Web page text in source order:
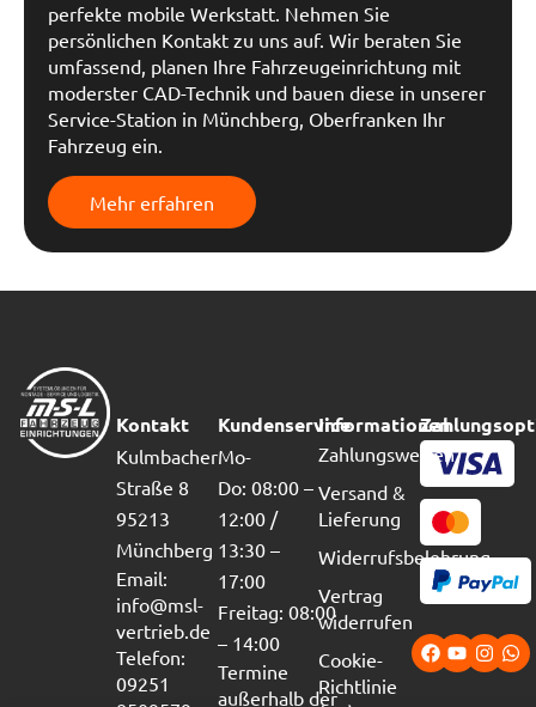
perfekte mobile Werkstatt. Nehmen Sie
persönlichen Kontakt zu uns auf. Wir beraten Sie
umfassend, planen Ihre Fahrzeugeinrichtung mit
moderster CAD-Technik und bauen diese in unserer
Service-Station in Münchberg, Oberfranken Ihr
Fahrzeug ein.
Mehr erfahren
Kontakt
Kulmbacher
Straße 8
95213
Münchberg
Email:
info@msl-
vertrieb.de
Telefon:
09251
Kundenservice
Mo-
Do: 08:00 –
12:00 /
13:30 –
17:00
Freitag: 08:00
– 14:00
Termine
außerhalb der
Informationen
Zahlungsweisen
Versand &
Lieferung
Widerrufsbelehrung
Vertrag
widerrufen
Cookie-
Richtlinie